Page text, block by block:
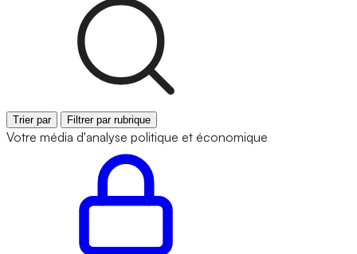
Trier par Filtrer par rubrique
Votre média d'analyse politique et économique